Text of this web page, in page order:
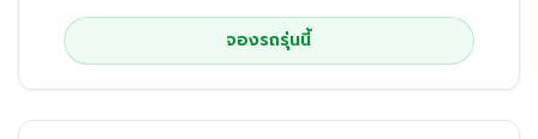
จองรถรุ่นนี้